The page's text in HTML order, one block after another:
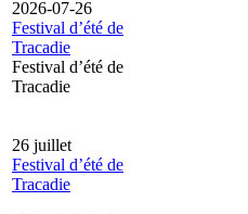
2026-07-26
Festival d’été de
Tracadie
Festival d’été de
Tracadie
26 juillet
Festival d’été de
Tracadie